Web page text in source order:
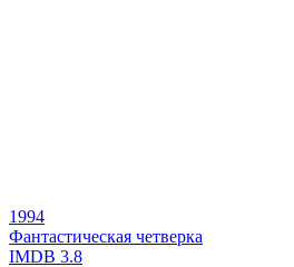
1994
Фантастическая четверка
IMDB 3.8